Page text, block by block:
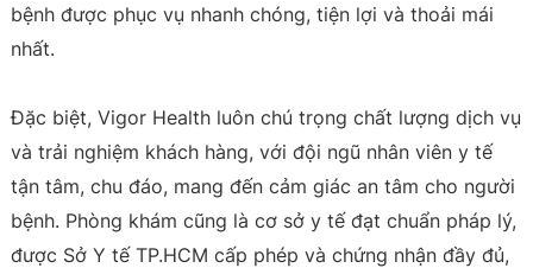
bệnh được phục vụ nhanh chóng, tiện lợi và thoải mái
nhất.
Đặc biệt, Vigor Health luôn chú trọng chất lượng dịch vụ
và trải nghiệm khách hàng, với đội ngũ nhân viên y tế
tận tâm, chu đáo, mang đến cảm giác an tâm cho người
bệnh. Phòng khám cũng là cơ sở y tế đạt chuẩn pháp lý,
được Sở Y tế TP.HCM cấp phép và chứng nhận đầy đủ,